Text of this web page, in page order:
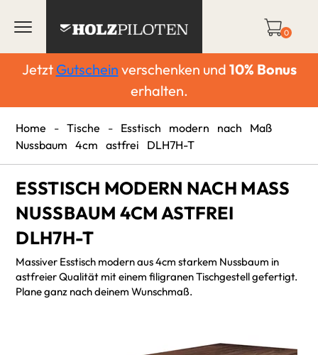
0
Jetzt Gutschein verschenken und 10% Bonus
erhalten.
Home - Tische - Esstisch modern nach Maß
Nussbaum 4cm astfrei DLH7H-T
ESSTISCH MODERN NACH MASS N
USSBAUM 4CM ASTFREI D
LH7H-T
Massiver Esstisch modern aus 4cm starkem Nussbaum in
astfreier Qualität mit einem filigranen Tischgestell gefertigt.
Plane ganz nach deinem Wunschmaß.